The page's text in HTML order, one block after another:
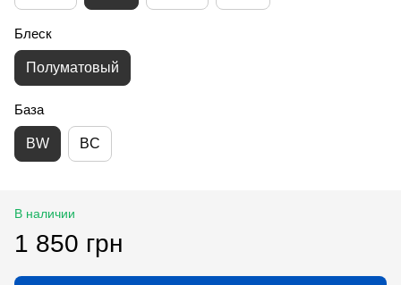
Блеск
Полуматовый
База
BW BC
В наличии
1 850 грн